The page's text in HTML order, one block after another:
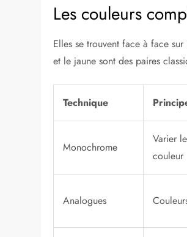
Les couleurs
Elles se trouvent face à face
et le jaune sont des paires
Technique
Monochrome
Varier
couleur
Analogues